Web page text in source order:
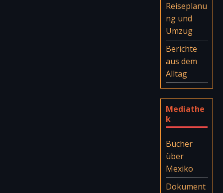
Reiseplanu
ng und
Umzug
Berichte
aus dem
Alltag
Mediathe
k
Bücher
über
Mexiko
Dokument